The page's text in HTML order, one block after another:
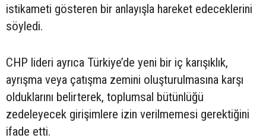
istikameti gösteren bir anlayışla hareket edeceklerini
söyledi.
CHP lideri ayrıca Türkiye’de yeni bir iç karışıklık,
ayrışma veya çatışma zemini oluşturulmasına karşı
olduklarını belirterek, toplumsal bütünlüğü
zedeleyecek girişimlere izin verilmemesi gerektiğini
ifade etti.